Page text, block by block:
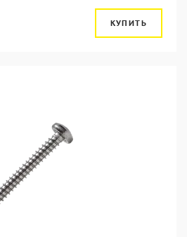
КУПИТЬ